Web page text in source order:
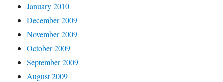
January 2010
December 2009
November 2009
October 2009
September 2009
August 2009